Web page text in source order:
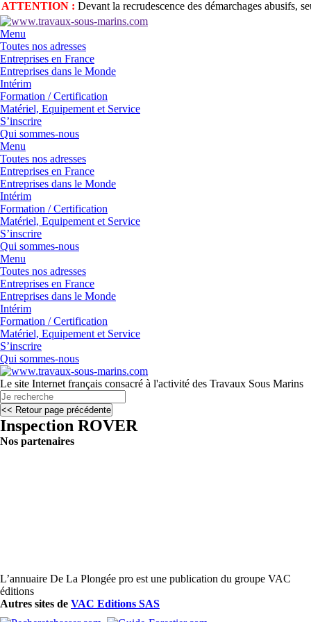
:Devant la recrudescence des démarchages abusifs,
Menu
Toutes nos adresses
Entreprises en France
Entreprises dans le Monde
Intérim
Formation / Certification
Matériel, Equipement et Service
S’inscrire
Qui sommes-nous
Menu
Toutes nos adresses
Entreprises en France
Entreprises dans le Monde
Intérim
Formation / Certification
Matériel, Equipement et Service
S’inscrire
Qui sommes-nous
Menu
Toutes nos adresses
Entreprises en France
Entreprises dans le Monde
Intérim
Formation / Certification
Matériel, Equipement et Service
S’inscrire
Qui sommes-nous
Le site Internet français consacré à l'activité des Travaux Sous Marins
Inspection ROVER
Nos partenaires
L’annuaire De La Plongée pro est une publication du groupe VAC
éditions
Autres sites de VAC Editions SAS